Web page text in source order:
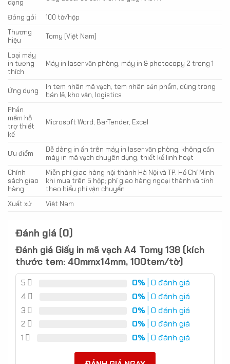
dạng
Đóng gói
100 tờ/hộp
Thương
hiệu
Tomy (Việt Nam)
Loại máy
in tương
thích
Máy in laser văn phòng, máy in & photocopy 2 trong 1
Ứng dụng
In tem nhãn mã vạch, tem nhãn sản phẩm, dùng trong
bán lẻ, kho vận, logistics
Phần
mềm hỗ
trợ thiết
kế
Microsoft Word, BarTender, Excel
Ưu điểm
Dễ dàng in ấn trên máy in laser văn phòng, không cần
máy in mã vạch chuyên dụng, thiết kế linh hoạt
Chính
sách giao
hàng
Miễn phí giao hàng nội thành Hà Nội và TP. Hồ Chí Minh
khi mua trên 5 hộp; phí giao hàng ngoại thành và tỉnh
theo biểu phí vận chuyển
Xuất xứ
Việt Nam
Đánh giá (0)
Đánh giá Giấy in mã vạch A4 Tomy 138 (kích
thước tem: 40mmx14mm, 100tem/tờ)
5 0% | 0 đánh giá
4
0% | 0 đánh giá
3
0% | 0 đánh giá
2
0% | 0 đánh giá
1
0% | 0 đánh giá